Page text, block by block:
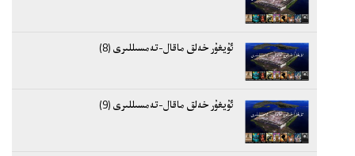
ئۇيغۇر خەلق ماقال-تەمسىللىرى (8)
ئۇيغۇر خەلق ماقال-تەمسىللىرى (9)